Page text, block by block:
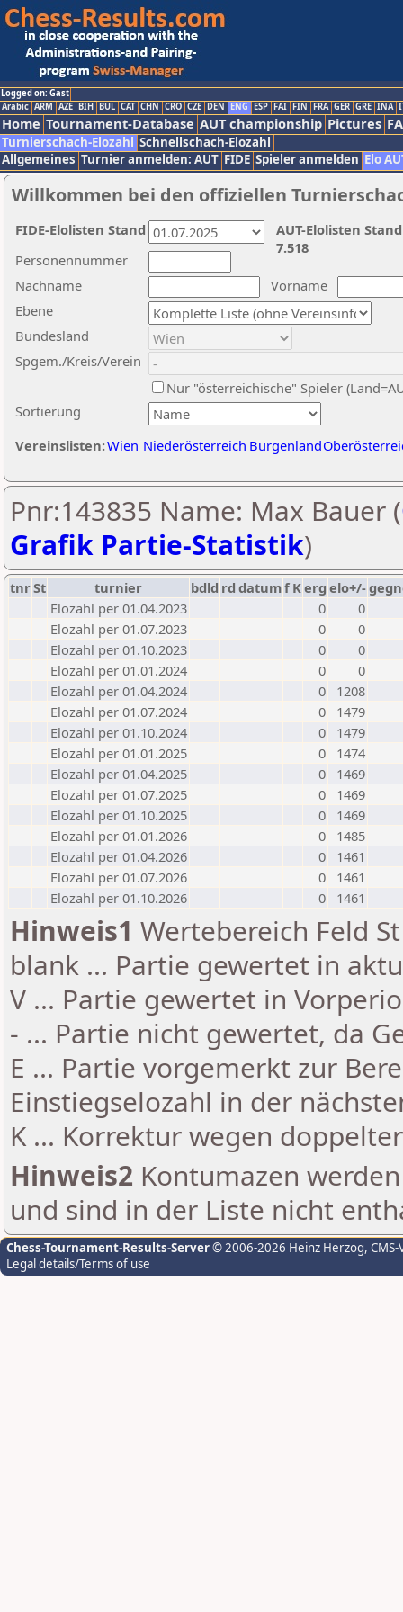
Logged on: Gast
Arabic ARM AZE BIH BUL CAT CHN CRO CZE DEN ENG ESP FAI FIN FRA GER GRE INA
Home Tournament-Database AUT championship Pictures
Turnierschach-Elozahl Schnellschach-Elozahl
Allgemeines Turnier anmelden: AUT FIDE Spieler anmelden Elo
Willkommen bei den offiziellen
Nachname
Vorname
Ebene
Sortierung
Personennummer
Bundesland
Spgem./Kreis/Verein
Nur "österreichische" Spieler
Vereinslisten:Wien Niederösterreich Burgenland
AUT-Elolisten
7.518
FIDE-Elolisten Stand
Pnr:143835 Name: Max Bauer (
Grafik Partie-Statistik)
tnrSt turnier bdld rd datumf Kerg elo+/-
Elozahl per 01.04.2023
0
0
Elozahl per 01.07.2023
0
0
Elozahl per 01.10.2023
0
0
Elozahl per 01.01.2024
0
0
Elozahl per 01.04.2024
0
1208
Elozahl per 01.07.2024
0
1479
Elozahl per 01.10.2024
0
1479
Elozahl per 01.01.2025
0
1474
Elozahl per 01.04.2025
0
1469
Elozahl per 01.07.2025
0
1469
Elozahl per 01.10.2025
0
1469
Elozahl per 01.01.2026
0
1485
Elozahl per 01.04.2026
0
1461
Elozahl per 01.07.2026
0
1461
Elozahl per 01.10.2026
0 1461
Hinweis1 Wertebereich Feld
blank ... Partie gewertet in
V ... Partie gewertet in
- ... Partie nicht gewertet, da
E ... Partie vorgemerkt zur
Einstiegselozahl in der
K ... Korrektur wegen
Hinweis2 Kontumazen
und sind in der Liste nicht
Chess-Tournament-Results-Server© 2006-2026 Heinz Herzog,
Legal details/Terms of use